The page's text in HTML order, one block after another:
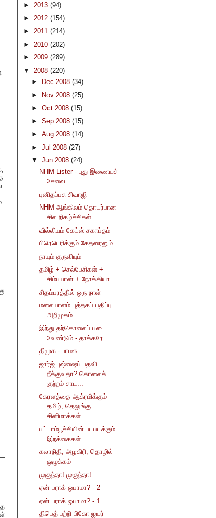
► 2013 (94)
► 2012 (154)
► 2011 (214)
► 2010 (202)
► 2009 (289)
▼ 2008 (220)
►
Dec 2008 (34)
► Nov 2008 (25)
► Oct 2008 (15)
► Sep 2008 (15)
► Aug 2008 (14)
► Jul 2008 (27)
▼ Jun 2008 (24)
NHM Lister - புது இணையச்
சேவை
புனிதப்பசு சிவாஜி
NHM ஆங்கிலம் தொடர்பான
சில நிகழ்ச்சிகள்
வில்லியம் கேட்ஸ் சகாப்தம்
பிரெடெரிக்கும் கேதரைனும்
நாயும் குருவியும்
தமிழ் + செல்பேசிகள் +
சிம்பயான் + நோக்கியா
சிதம்பரத்தில் ஒரு நாள்
மலையாளம் புத்தகப் பதிப்பு
அறிமுகம்
இந்து தற்கொலைப் படை
வேண்டும் - தாக்கரே
திமுக - பாமக
ஜார்ஜ் புஷ்ஷைப் பதவி
நீக்குவதா? கொலைக்
குற்றம் சாட...
கேரளத்தை ஆக்ரமிக்கும்
தமிழ், தெலுங்கு
சினிமாக்கள்
பட்டாம்பூச்சியின் படபடக்கும்
இறக்கைகள்
கலாநிதி, அழகிரி, தொழில்
ஒழுக்கம்
முகுந்தா! முகுந்தா!
ஏன் பராக் ஒபாமா? - 2
ஏன் பராக் ஒபாமா? - 1
திபெத் பற்றி பிகோ ஐயர்